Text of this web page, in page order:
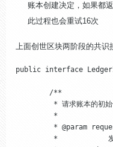
账本创建决定，如果都
此过程也会重试16次
上面创世区块两阶段的共识
public interface